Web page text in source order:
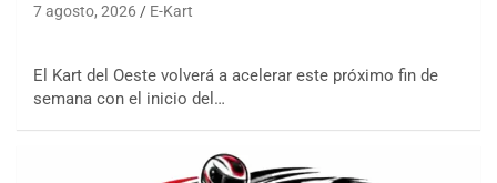
7 agosto, 2026 E-Kart
El Kart del Oeste volverá a acelerar este próximo fin de
semana con el inicio del…